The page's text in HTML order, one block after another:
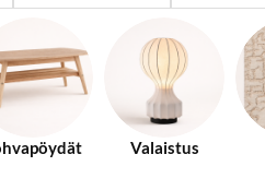
Valaistus